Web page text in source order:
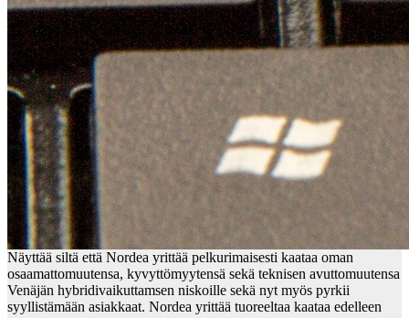
Näyttää siltä että Nordea yrittää pelkurimaisesti kaataa oman
osaamattomuutensa, kyvyttömyytensä sekä teknisen avuttomuutensa
Venäjän hybridivaikuttamsen niskoille sekä nyt myös pyrkii
syyllistämään asiakkaat. Nordea yrittää tuoreeltaa kaataa edelleen